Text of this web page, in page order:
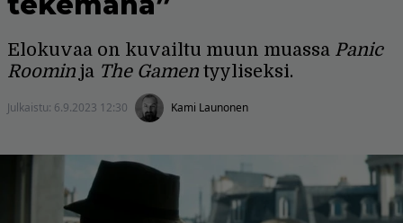
Elokuvaa on kuvailtu muun muassa Panic
Roomin ja The Gamen tyyliseksi.
Julkaistu: 6.9.2023 12:30 Kami Launonen